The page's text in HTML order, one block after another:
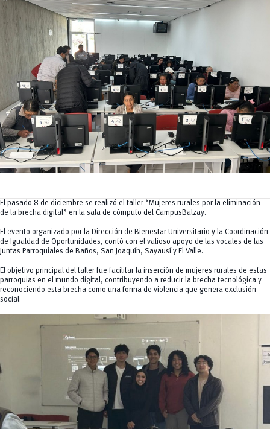
y Agropecuarias
MOVERU
Posgrados
Radio Universitaria
Salud
Sostenibilidad
Vinculación
El pasado 8 de diciembre se realizó el taller “Mujeres rurales por la eliminación
de la brecha digital” en la sala de cómputo del CampusBalzay.
El evento organizado por la Dirección de Bienestar Universitario y la Coordinación
de Igualdad de Oportunidades, contó con el valioso apoyo de las vocales de las
Juntas Parroquiales de Baños, San Joaquín, Sayausí y El Valle.
El objetivo principal del taller fue facilitar la inserción de mujeres rurales de estas
parroquias en el mundo digital, contribuyendo a reducir la brecha tecnológica y
reconociendo esta brecha como una forma de violencia que genera exclusión
social.